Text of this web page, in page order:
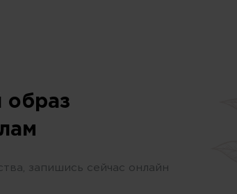
образ
запишись сейчас онлайн